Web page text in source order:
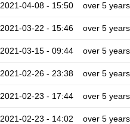
2021-04-08 - 15:50 over 5 years
2021-03-22 - 15:46 over 5 years
2021-03-15 - 09:44 over 5 years
2021-02-26 - 23:38 over 5 years
2021-02-23 - 17:44 over 5 years
2021-02-23 - 14:02 over 5 years